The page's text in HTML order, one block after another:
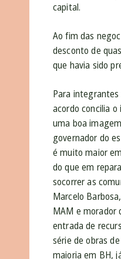
capital.
Ao fim das
desconto de
que havia sido
Para
acordo concilia
uma boa
governador do
é muito maior
do que em
socorrer as
Marcelo
MAM e morador
entrada de
série de obras
maioria em BH,